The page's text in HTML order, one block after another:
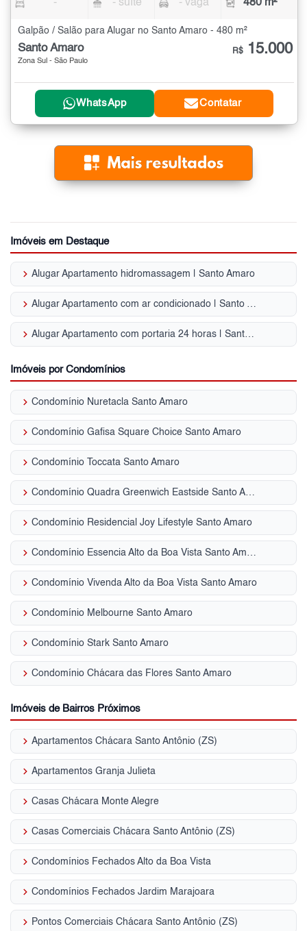
- - suíte - vaga 480 m²
Galpão / Salão para Alugar no Santo Amaro - 480 m²
Santo Amaro
Zona Sul - São Paulo
R$ 15.000
WhatsApp Contatar
Imóveis em Destaque
keyboard_arrow_right Alugar Apartamento hidromassagem | Santo Amaro
keyboard_arrow_right Alugar Apartamento com ar condicionado | Santo Amaro
keyboard_arrow_right Alugar Apartamento com portaria 24 horas | Santo Amaro
Imóveis por Condomínios
keyboard_arrow_right Condomínio Nuretacla Santo Amaro
keyboard_arrow_right Condomínio Gafisa Square Choice Santo Amaro
keyboard_arrow_right Condomínio Toccata Santo Amaro
keyboard_arrow_right Condomínio Quadra Greenwich Eastside Santo Amaro
keyboard_arrow_right Condomínio Residencial Joy Lifestyle Santo Amaro
keyboard_arrow_right Condomínio Essencia Alto da Boa Vista Santo Amaro
keyboard_arrow_right Condomínio Vivenda Alto da Boa Vista Santo Amaro
keyboard_arrow_right Condomínio Melbourne Santo Amaro
keyboard_arrow_right Condomínio Stark Santo Amaro
keyboard_arrow_right Condomínio Chácara das Flores Santo Amaro
Imóveis de Bairros Próximos
keyboard_arrow_right Apartamentos Chácara Santo Antônio (ZS)
keyboard_arrow_right Apartamentos Granja Julieta
keyboard_arrow_right Casas Chácara Monte Alegre
keyboard_arrow_right Casas Comerciais Chácara Santo Antônio (ZS)
keyboard_arrow_right Condomínios Fechados Alto da Boa Vista
keyboard_arrow_right Condomínios Fechados Jardim Marajoara
keyboard_arrow_right Pontos Comerciais Chácara Santo Antônio (ZS)